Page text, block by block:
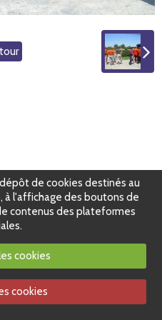
de cookies destinés au
à l'affichage des boutons de
contenus des plateformes
cookies
cookies